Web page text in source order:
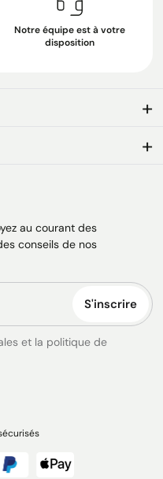
Notre équipe est à votre
disposition
au courant des
conseils de nos
S'inscrire
et la politique de